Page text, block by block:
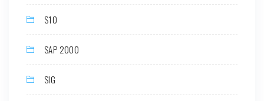
S10
SAP 2000
SIG